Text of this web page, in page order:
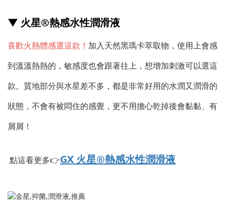
▼ 火星®熱感水性潤滑液
喜歡火熱體感選這款！ 加入天然黑瑪卡萃取物，使用上會感
到溫溫熱熱的，敏感度也會跟著往上，想增加刺激可以選這
款。質地部分與水星差不多，都是非常好用的水潤又潤滑的
狀態，不會有被悶住的感覺，更不用擔心乾掉後會黏黏、有
屑屑！
點這看更多👉GX 火星®熱感水性潤滑液